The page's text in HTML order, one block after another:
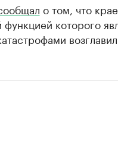
о том, что
которого